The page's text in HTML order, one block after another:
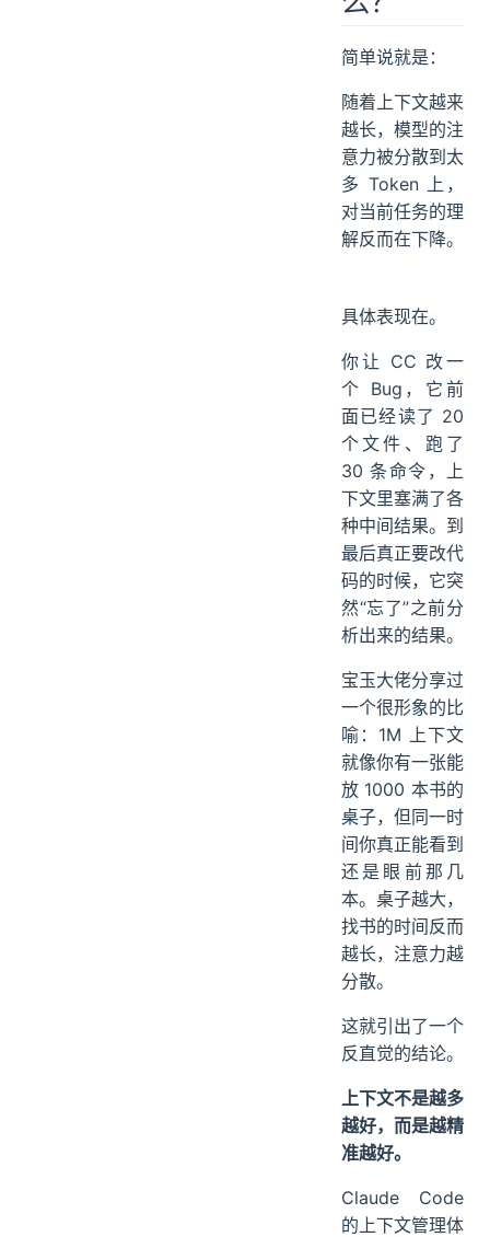
简单说就是：
随着上下文越来
越长，模型的注
意力被分散到太
多 Token 上，
对当前任务的理
解反而在下降。
具体表现在。
你让 CC 改一
个 Bug，它前
面已经读了 20
个文件、跑了
30 条命令，上
下文里塞满了各
种中间结果。到
最后真正要改代
码的时候，它突
然“忘了”之前分
析出来的结果。
宝玉大佬分享过
一个很形象的比
喻：1M 上下文
就像你有一张能
放 1000 本书的
桌子，但同一时
间你真正能看到
还是眼前那几
本。桌子越大，
找书的时间反而
越长，注意力越
分散。
这就引出了一个
反直觉的结论。
上下文不是越多
越好，而是越精
准越好。
Claude Code
的上下文管理体